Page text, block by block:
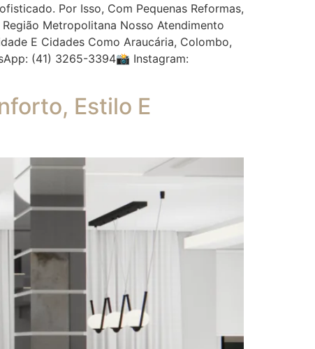
Por Isso, Com Pequenas Reformas,
Metropolitana Nosso Atendimento
E Cidades Como Araucária, Colombo,
(41) 3265-3394📸 Instagram:
Estilo E